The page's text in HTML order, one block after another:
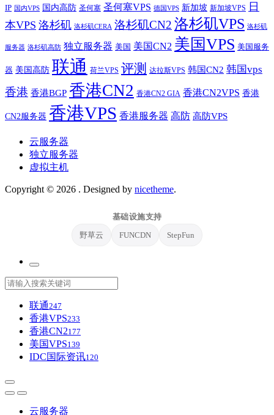
IP 国内VPS 国内高防 圣何塞 圣何塞VPS 德国VPS 新加坡 新加坡VPS
日
本VPS 洛杉矶 洛杉矶CERA 洛杉矶CN2 洛杉矶VPS 洛杉矶
服务器 洛杉矶高防 独立服务器 美国 美国CN2 美国VPS 美国服务
器 美国高防 联通 荷兰VPS 评测 达拉斯VPS 韩国CN2 韩国vps
香港 香港BGP 香港CN2 香港CN2 GIA 香港CN2VPS 香港
CN2服务器 香港VPS 香港服务器 高防 高防VPS
云服务器
独立服务器
虚拟主机
Copyright © 2026 . Designed by nicetheme.
基础设施支持
野草云
FUNCDN StepFun
联通247
香港VPS233
香港CN2177
美国VPS139
IDC国际资讯120
云服务器